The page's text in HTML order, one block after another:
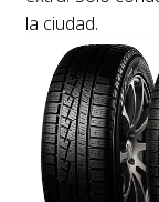
la ciudad.